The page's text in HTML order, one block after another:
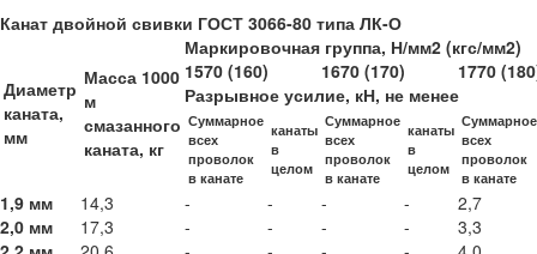
Канат двойной свивки ГОСТ 3066-80 типа ЛК-О
Диаметр
каната,
мм
Масса 1000
м
смазанного
каната, кг
Маркировочная группа, Н/мм2 (кгс/мм2)
1570 (160)
1670 (170)
1770
Разрывное усилие, кН, не менее
Суммарное
всех
проволок
в канате
канаты
в
целом
Суммарное
всех
проволок
в канате
канаты
в
целом
Суммарное
всех
проволок
в канате
1,9 мм 14,3 - - - -
2,7
2,0 мм
17,3 - - - -
3,3